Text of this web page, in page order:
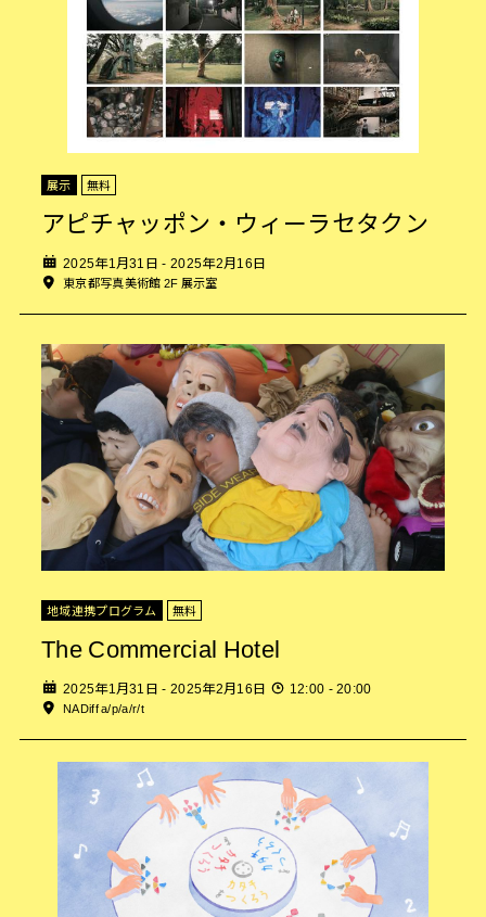
展示 無料
アピチャッポン・ウィーラセタクン
2025年1月31日 - 2025年2月16日
東京都写真美術館 2F 展示室
地域連携プログラム 無料
The Commercial Hotel
2025年1月31日 - 2025年2月16日 12:00 - 20:00
NADiff a/p/a/r/t